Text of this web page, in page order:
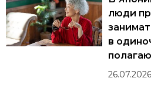
люди
в
26.07.2026